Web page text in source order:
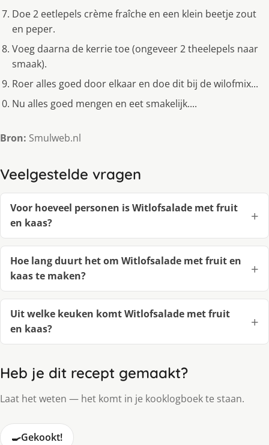
Doe 2 eetlepels crème fraîche en een klein beetje zout
en peper.
Voeg daarna de kerrie toe (ongeveer 2 theelepels naar
smaak).
Roer alles goed door elkaar en doe dit bij de wilofmix...
Nu alles goed mengen en eet smakelijk....
Bron: Smulweb.nl
Veelgestelde vragen
Voor hoeveel personen is Witlofsalade met fruit
en kaas?
Hoe lang duurt het om Witlofsalade met fruit en
kaas te maken?
Uit welke keuken komt Witlofsalade met fruit
en kaas?
Heb je dit recept gemaakt?
Laat het weten — het komt in je kooklogboek te staan.
🍳Gekookt!